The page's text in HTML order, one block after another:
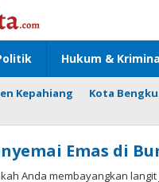
Hukum &
Kepahiang Kota
Emas di
Anda membayangkan